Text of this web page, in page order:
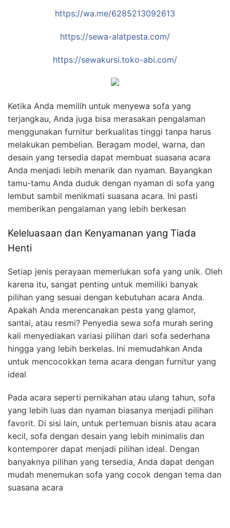
https://wa.me/6285213092613
https://sewa-alatpesta.com/
https://sewakursi.toko-abi.com/
Ketika Anda memilih untuk menyewa sofa yang
terjangkau, Anda juga bisa merasakan pengalaman
menggunakan furnitur berkualitas tinggi tanpa harus
melakukan pembelian. Beragam model, warna, dan
desain yang tersedia dapat membuat suasana acara
Anda menjadi lebih menarik dan nyaman. Bayangkan
tamu-tamu Anda duduk dengan nyaman di sofa yang
lembut sambil menikmati suasana acara. Ini pasti
memberikan pengalaman yang lebih berkesan
Keleluasaan dan Kenyamanan yang Tiada
Henti
Setiap jenis perayaan memerlukan sofa yang unik. Oleh
karena itu, sangat penting untuk memiliki banyak
pilihan yang sesuai dengan kebutuhan acara Anda.
Apakah Anda merencanakan pesta yang glamor,
santai, atau resmi? Penyedia sewa sofa murah sering
kali menyediakan variasi pilihan dari sofa sederhana
hingga yang lebih berkelas. Ini memudahkan Anda
untuk mencocokkan tema acara dengan furnitur yang
ideal
Pada acara seperti pernikahan atau ulang tahun, sofa
yang lebih luas dan nyaman biasanya menjadi pilihan
favorit. Di sisi lain, untuk pertemuan bisnis atau acara
kecil, sofa dengan desain yang lebih minimalis dan
kontemporer dapat menjadi pilihan ideal. Dengan
banyaknya pilihan yang tersedia, Anda dapat dengan
mudah menemukan sofa yang cocok dengan tema dan
suasana acara